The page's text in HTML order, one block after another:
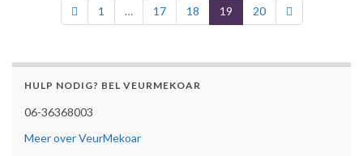
1 … 17 18 19 20
HULP NODIG? BEL VEURMEKOAR
06-36368003
Meer over VeurMekoar